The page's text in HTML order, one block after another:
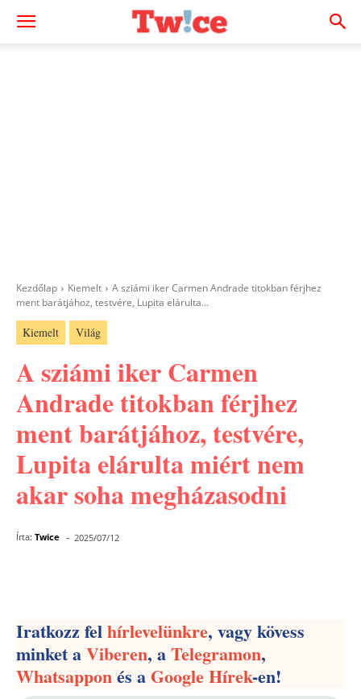
Kezdőlap Kiemelt
A sziámi iker Carmen Andrade titokban férjhez
ment barátjához, testvére, Lupita elárulta...
Kiemelt Világ
A sziámi iker Carmen
Andrade titokban férjhez
ment barátjához, testvére,
Lupita elárulta miért nem
akar soha megházasodni
Írta: Twice - 2025/07/12
Iratkozz felhírlevelünkre, vagy kövess
minket aViberen, aTelegramon,
Whatsapponés aGoogle Hírek-en!